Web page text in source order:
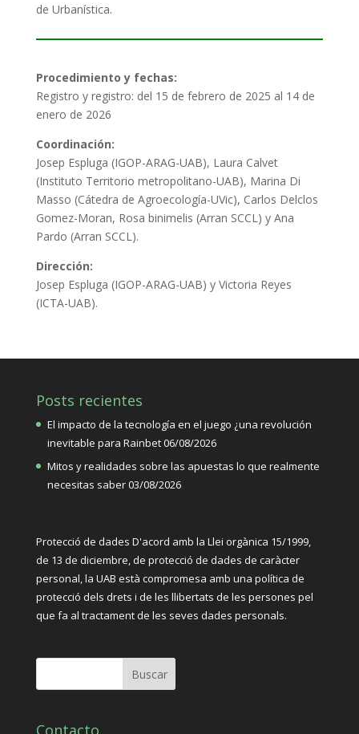
de Urbanística.
Procedimiento y fechas:
Registro y registro: del 15 de febrero de 2025 al 14 de
enero de 2026
Coordinación:
Josep Espluga (IGOP-ARAG-UAB), Laura Calvet
(Instituto Territorio metropolitano-UAB), Marina Di
Masso (Cátedra de Agroecología-UVic), Carlos Delclos
Gomez-Moran, Rosa binimelis (Arran SCCL) y Ana
Pardo (Arran SCCL).
Dirección:
Josep Espluga (IGOP-ARAG-UAB) y Victoria Reyes
(ICTA-UAB).
Posts recientes
El impacto de la tecnología en el juego ¿una revolución
inevitable para Rainbet06/08/2026
Mitos y realidades sobre las apuestas lo que realmente
necesitas saber03/08/2026
Protecció de dades D'acord amb la Llei orgànica 15/1999,
de 13 de diciembre, de protecció de dades de caràcter
personal, la UAB està compromesa amb una política de
protecció dels drets i de les llibertats de les persones pel
que fa al tractament de les seves dades personals.
Contacto